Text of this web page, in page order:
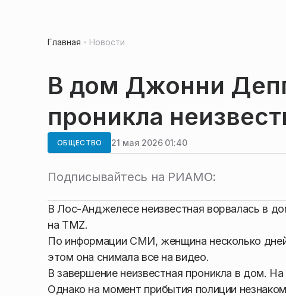
Главная Новости
В дом Джонни
проникла
ОБЩЕСТВО 21 мая 2026 01:40
Подписывайтесь на РИАМО:
В Лос-Анджелесе неизвестная ворвалась в
на TMZ.
По информации СМИ, женщина несколько
этом она снимала все на видео.
В завершение неизвестная проникла в дом.
Однако на момент прибытия полиции